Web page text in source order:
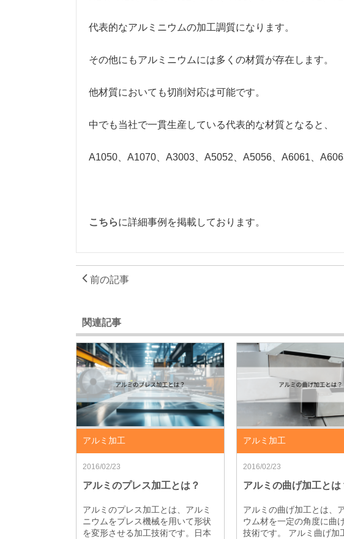
代表的なアルミニウムの加工調質になります。
その他にもアルミニウムには多くの材質が存在します。
他材質においても切削対応は可能です。
中でも当社で一貫生産している代表的な材質となると、
A1050、A1070、A3003、A5052、A5056、A6061、
こちらに詳細事例を掲載しております。
前の記事
関連記事
アルミ加工
2016/02/23
アルミのプレス加工とは？
アルミのプレス加工とは、アルミ
ニウムをプレス機械を用いて形状
を変形させる加工技術です。日本
アルミ加工
2016/02/23
アルミの曲げ加工とは
アルミの曲げ加工とは、
ウム材を一定の角度に曲
技術です。 アルミ曲げ加